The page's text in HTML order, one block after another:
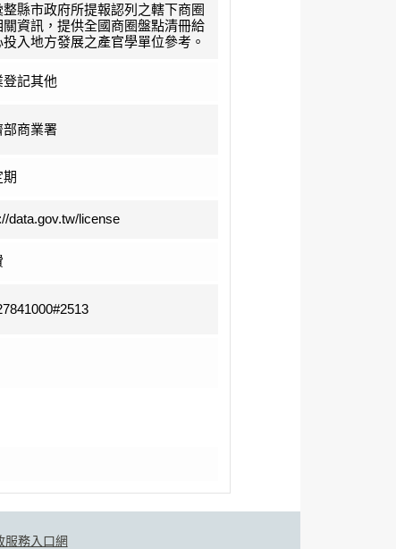
整縣市政府所提報認列之轄下商圈
關資訊，提供全國商圈盤點清冊給
投入地方發展之產官學單位參考。
登記其他
部商業署
data.gov.tw/license
服務入口網